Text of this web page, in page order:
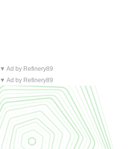
▼ Ad by Refinery89
▼ Ad by Refinery89